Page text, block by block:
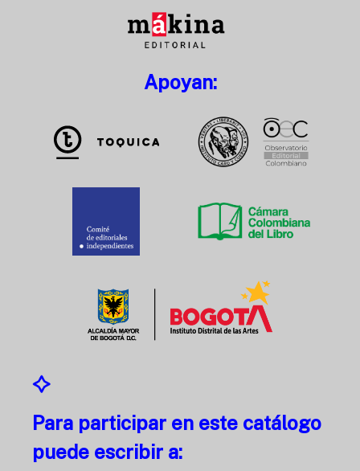
Apoyan:
Para participar en este catálogo
puede escribir a: